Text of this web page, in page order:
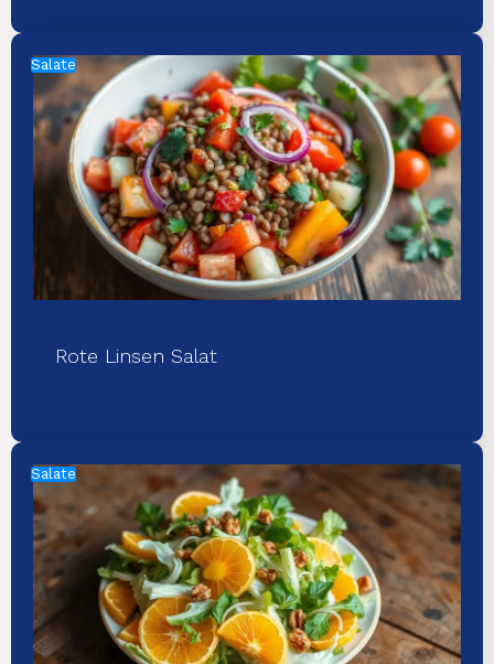
Salate
Rote Linsen Salat
Salate